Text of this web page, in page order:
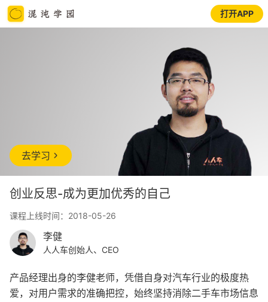
打开APP
去学习
创业反思-成为更加优秀的自己
课程上线时间：2018-05-26
李健
人人车创始人、CEO
产品经理出身的李健老师，凭借自身对汽车行业的极度热
爱，对用户需求的准确把控，始终坚持消除二手车市场信息